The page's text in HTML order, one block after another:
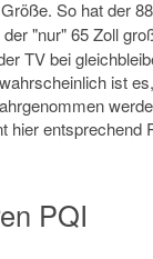
So hat der
"nur" 65 Zoll
TV bei
ist
hier entsprechend
PQI